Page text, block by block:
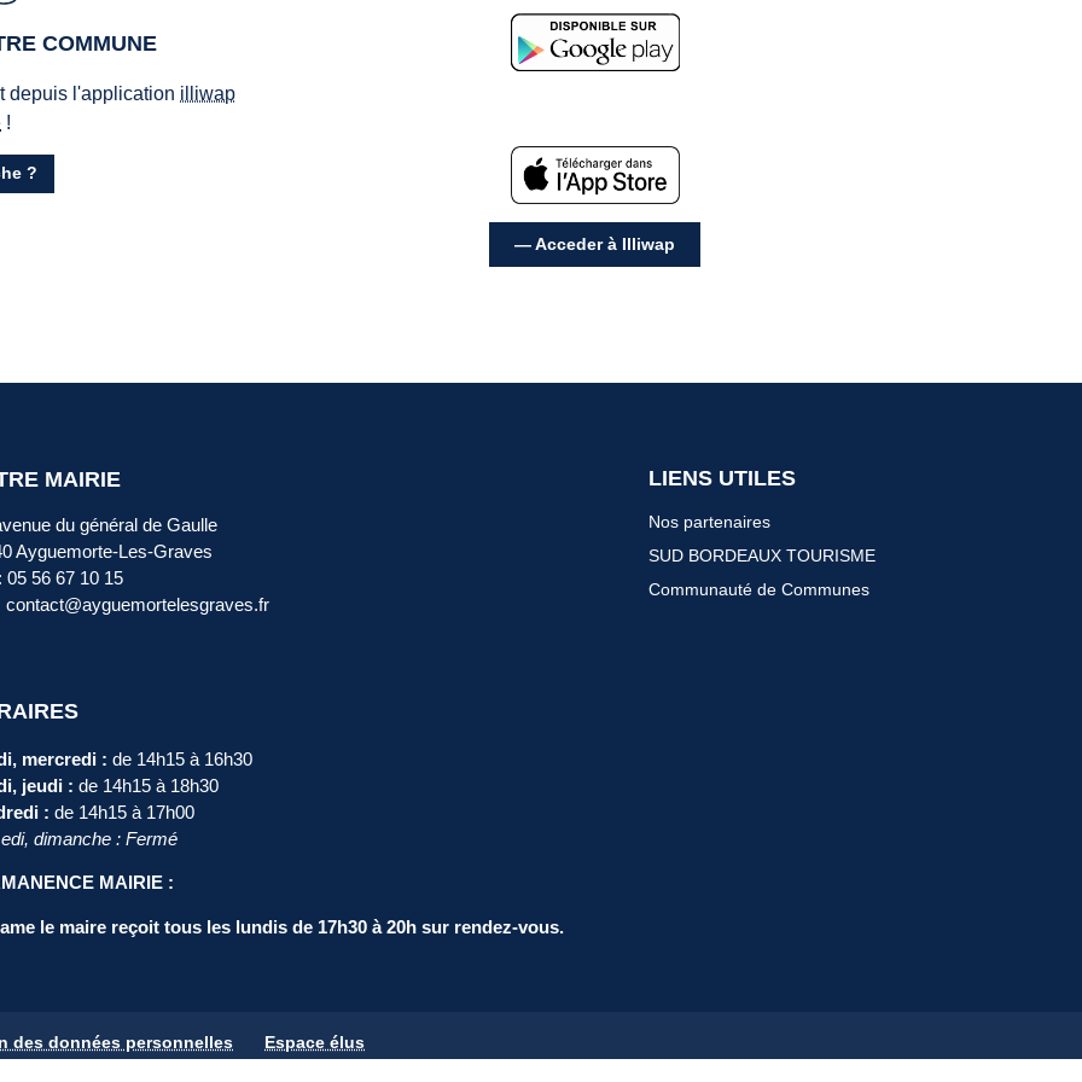
COMMUNE
depuis l'application illiwap
!
?
— Acceder à Illiwap
MAIRIE
du général de Gaulle
Ayguemorte-Les-Graves
05 56 67 10 15
contact@ayguemortelesgraves.fr
mercredi : de 14h15 à 16h30
jeudi : de 14h15 à 18h30
: de 14h15 à 17h00
dimanche : Fermé
MAIRIE :
le maire reçoit tous les lundis de 17h30 à 20h sur rendez-vous.
LIENS UTILES
Nos partenaires
SUD BORDEAUX TOURISME
Communauté de Communes
des données personnelles Espace élus